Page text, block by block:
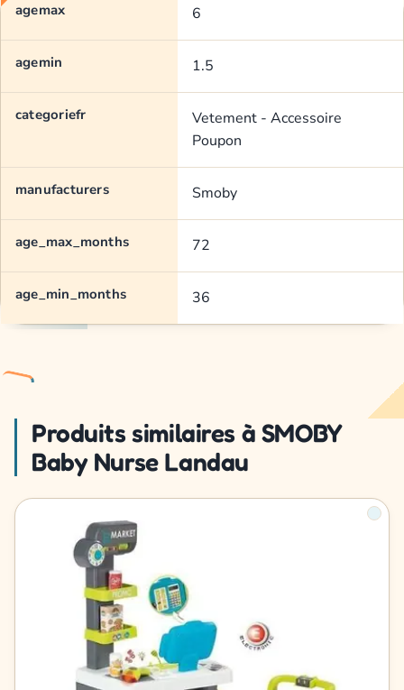
agemax 6
agemin 1.5
categoriefr
Vetement - Accessoire
Poupon
manufacturers Smoby
age_max_months 72
age_min_months 36
Produits similaires à SMOBY
Baby Nurse Landau